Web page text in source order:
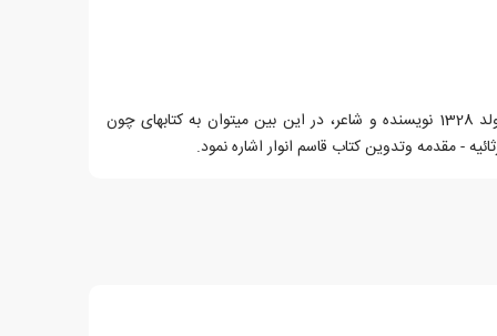
عبدالله محمود پور (عاقد سرابی) متولد 1328 نویسنده و شاعر، در این بین میتوان به کتابهای چون
- مقدمه وتدوین کتاب قاسم انوار اشاره نمود.